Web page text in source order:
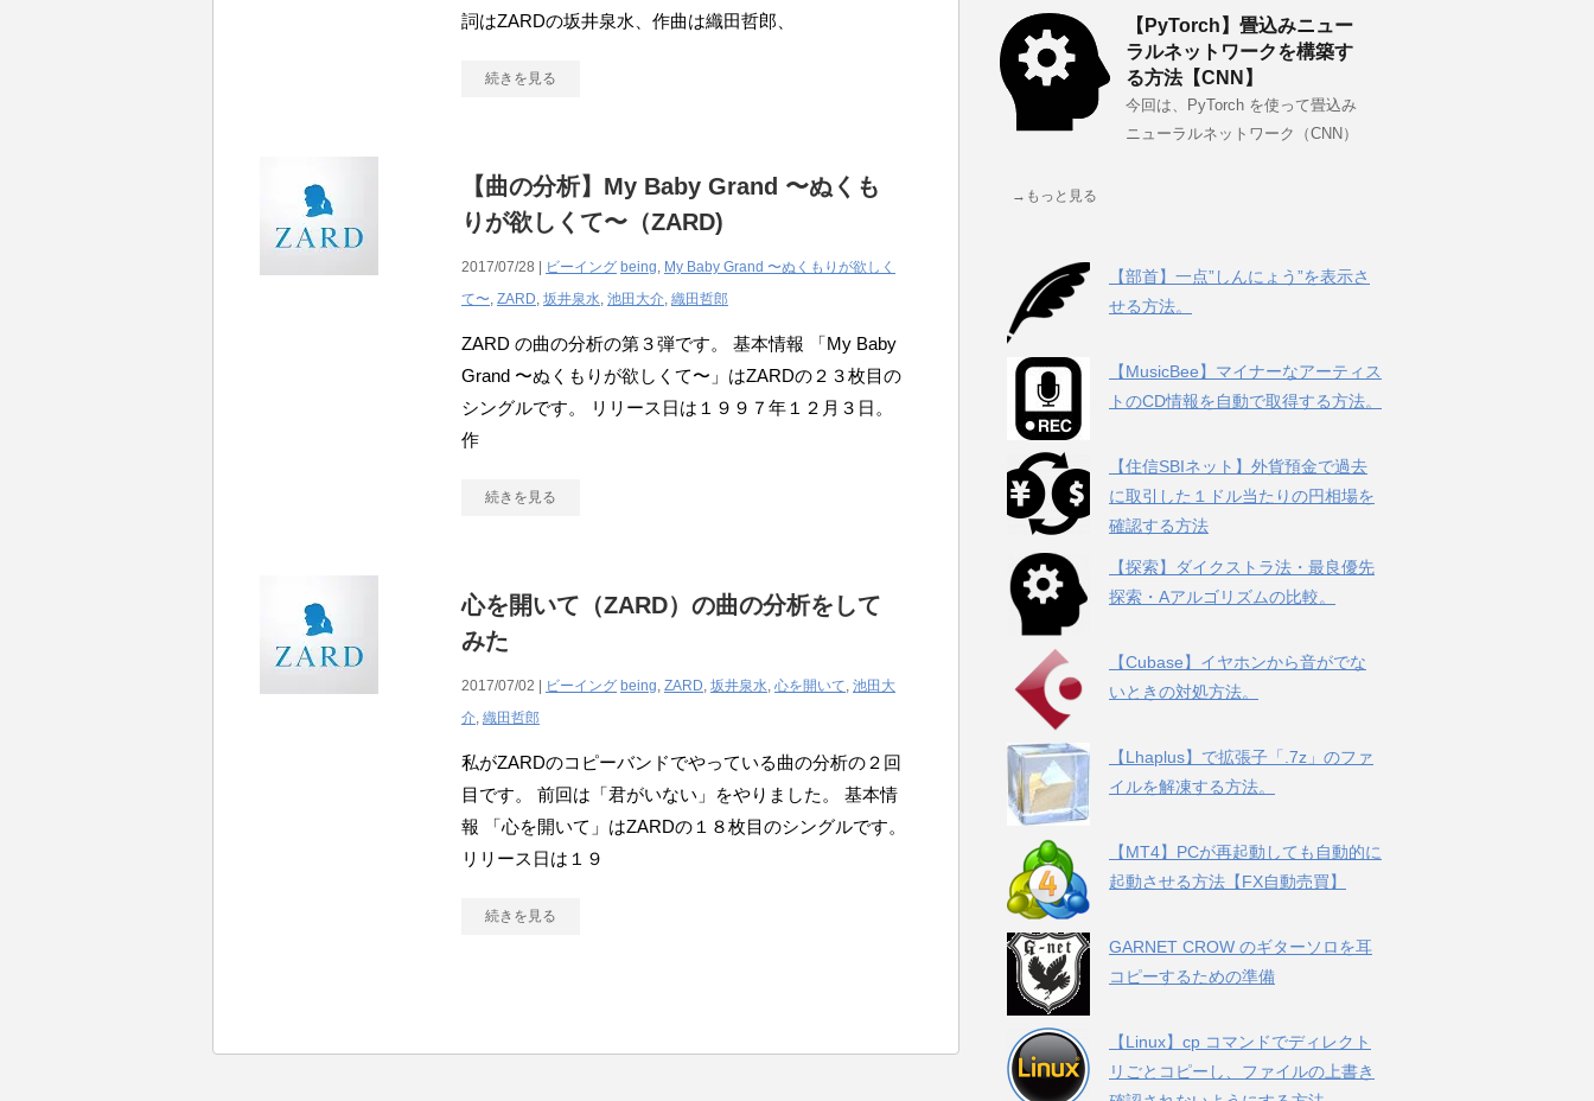
詞はZARDの坂井泉水、作曲は織田哲郎、
続きを見る
【曲の分析】My Baby Grand 〜ぬくも
りが欲しくて〜（ZARD)
2017/07/28 | ビーイング being, My Baby Grand 〜ぬくもりが欲しく
て〜, ZARD, 坂井泉水, 池田大介, 織田哲郎
ZARD の曲の分析の第３弾です。 基本情報 「My Baby
Grand 〜ぬくもりが欲しくて〜」はZARDの２３枚目の
シングルです。 リリース日は１９９７年１２月３日。
作
続きを見る
心を開いて（ZARD）の曲の分析をして
みた
2017/07/02 | ビーイング being, ZARD, 坂井泉水, 心を開いて, 池田大
介, 織田哲郎
私がZARDのコピーバンドでやっている曲の分析の２回
目です。 前回は「君がいない」をやりました。 基本情
報 「心を開いて」はZARDの１８枚目のシングルです。
リリース日は１９
続きを見る
【PyTorch】畳込みニュー
ラルネットワークを構築す
る方法【CNN】
今回は、PyTorch を使って畳込み
ニューラルネットワーク（CNN）
→もっと見る
【部首】一点”しんにょう”を表示さ
せる方法。
【MusicBee】マイナーなアーティス
トのCD情報を自動で取得する方法。
【住信SBIネット】外貨預金で過去
に取引した１ドル当たりの円相場を
確認する方法
【探索】ダイクストラ法・最良優先
探索・Aアルゴリズムの比較。
【Cubase】イヤホンから音がでな
いときの対処方法。
【Lhaplus】で拡張子「.7z」のファ
イルを解凍する方法。
【MT4】PCが再起動しても自動的に
起動させる方法【FX自動売買】
GARNET CROW のギターソロを耳
コピーするための準備
【Linux】cp コマンドでディレクト
リごとコピーし、ファイルの上書き